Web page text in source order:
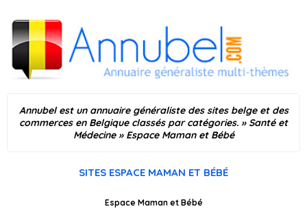
Annubel est un annuaire généraliste des sites belge et des
commerces en Belgique classés par catégories. » Santé et
Médecine » Espace Maman et Bébé
SITES ESPACE MAMAN ET BÉBÉ
Espace Maman et Bébé